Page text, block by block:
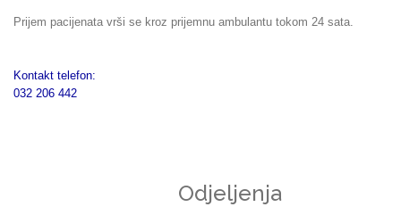
Prijem pacijenata vrši se kroz prijemnu ambulantu tokom 24 sata.
Kontakt telefon:
032 206 442
Odjeljenja